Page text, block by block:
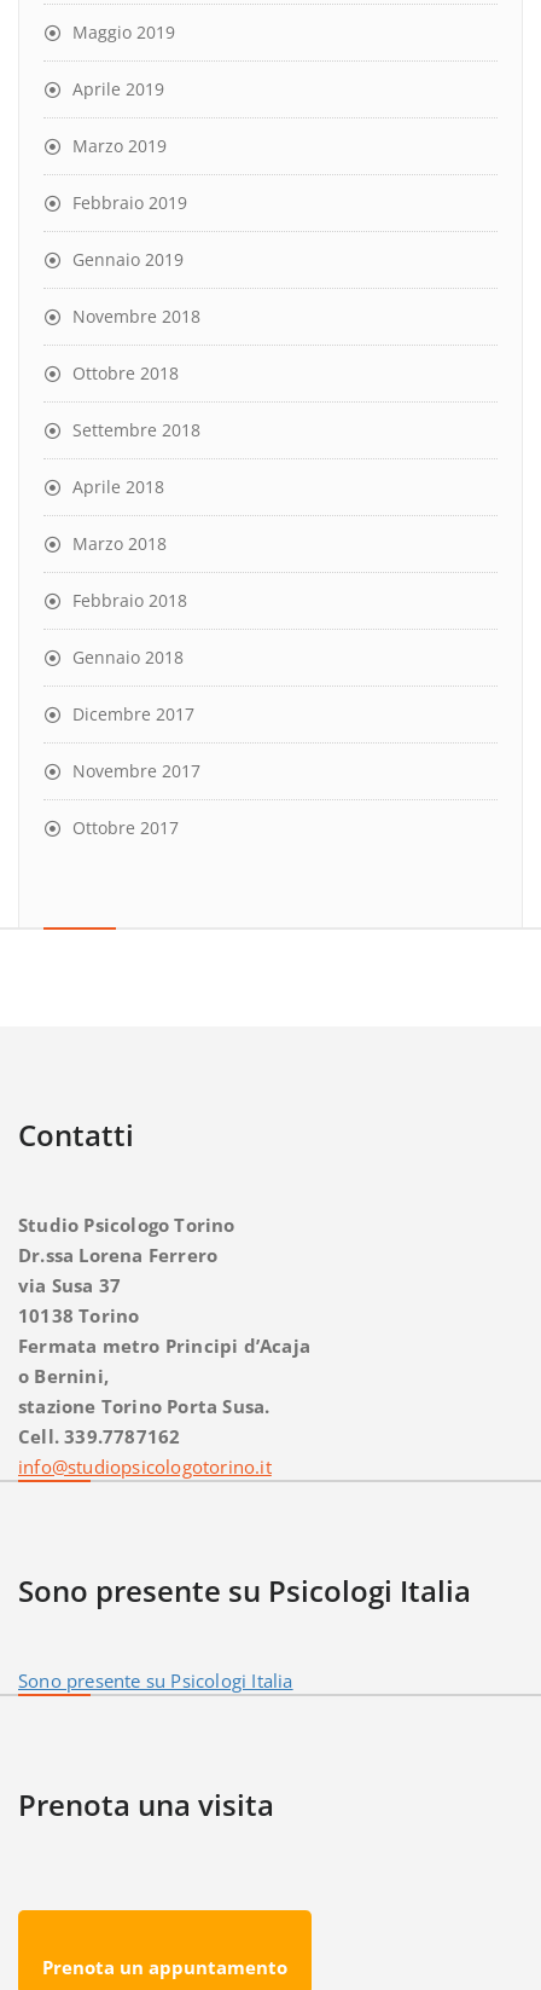
Maggio 2019
Aprile 2019
Marzo 2019
Febbraio 2019
Gennaio 2019
Novembre 2018
Ottobre 2018
Settembre 2018
Aprile 2018
Marzo 2018
Febbraio 2018
Gennaio 2018
Dicembre 2017
Novembre 2017
Ottobre 2017
Contatti
Studio Psicologo Torino
Dr.ssa Lorena Ferrero
via Susa 37
10138 Torino
Fermata metro Principi d’Acaja
o Bernini,
stazione Torino Porta Susa.
Cell. 339.7787162
info@studiopsicologotorino.it
Sono presente su Psicologi Italia
Sono presente su Psicologi Italia
Prenota una visita
Prenota un appuntamento